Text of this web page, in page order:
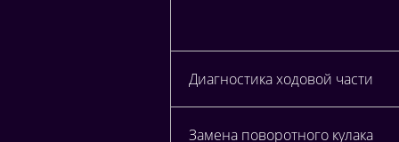
Диагностика ходовой части
Замена поворотного кулака